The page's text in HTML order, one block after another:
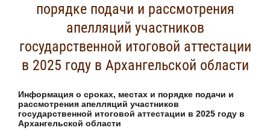
порядке подачи и рассмотрения
апелляций участников
государственной итоговой аттестации
в 2025 году в Архангельской области
Информация о сроках, местах и порядке подачи и
рассмотрения апелляций участников
государственной итоговой аттестации в 2025 году в
Архангельской области